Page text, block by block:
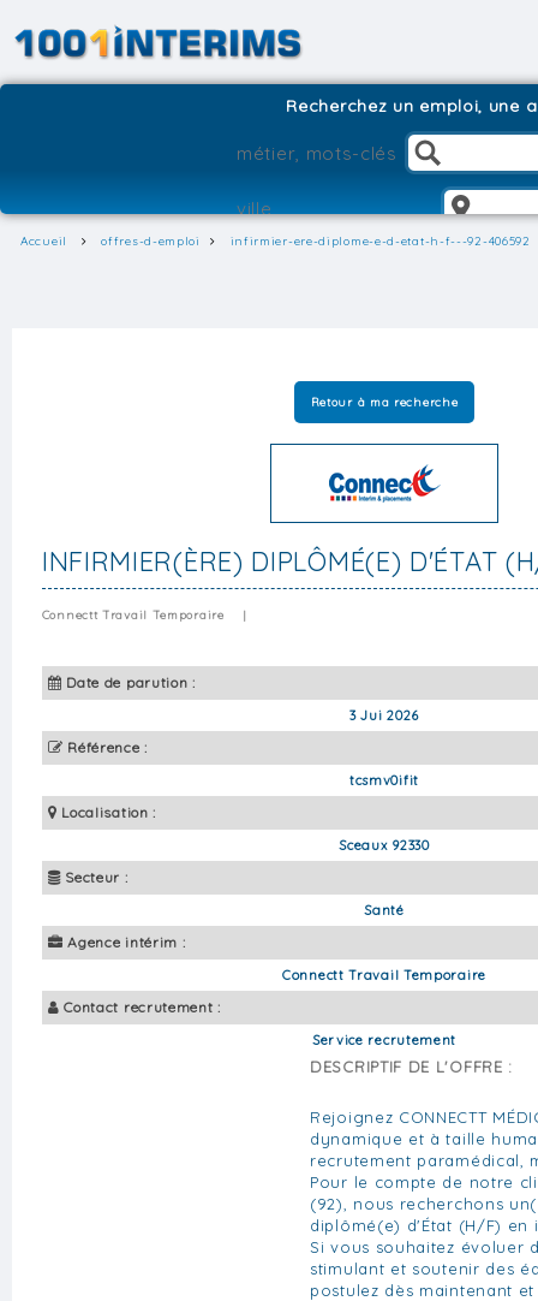
Recherchez un emploi, une
Accueil offres-d-emploi infirmier-ere-diplome-e-d-etat-h-f---92-406592
Retour à ma recherche
INFIRMIER(ÈRE) DIPLÔMÉ(E) D'ÉTAT
Connectt Travail Temporaire |
Date de parution :
3 Jui 2026
Référence :
tcsmv0ifit
Localisation :
Sceaux 92330
Secteur :
Santé
Agence intérim :
Connectt Travail Temporaire
Contact recrutement :
Service recrutement
DESCRIPTIF DE L'OFFRE :
Rejoignez CONNECTT
dynamique et à taille
recrutement paramédical,
Pour le compte de notre
(92), nous recherchons
diplômé(e) d'État (H/F) en
Si vous souhaitez évoluer
stimulant et soutenir des
postulez dès maintenant